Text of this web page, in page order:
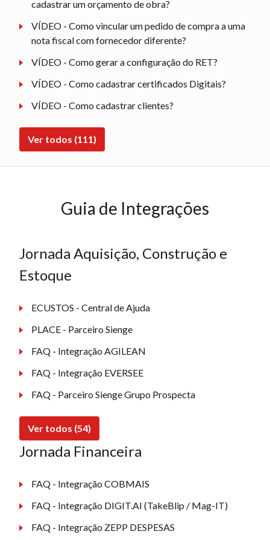
cadastrar um orçamento de obra?
VÍDEO - Como vincular um pedido de compra a uma
nota fiscal com fornecedor diferente?
VÍDEO - Como gerar a configuração do RET?
VÍDEO - Como cadastrar certificados Digitais?
VÍDEO - Como cadastrar clientes?
Ver todos (111)
Guia de Integrações
Jornada Aquisição, Construção e
Estoque
ECUSTOS - Central de Ajuda
PLACE - Parceiro Sienge
FAQ - Integração AGILEAN
FAQ - Integração EVERSEE
FAQ - Parceiro Sienge Grupo Prospecta
Ver todos (54)
Jornada Financeira
FAQ - Integração COBMAIS
FAQ - Integração DIGIT.AI (TakeBlip / Mag-IT)
FAQ - Integração ZEPP DESPESAS